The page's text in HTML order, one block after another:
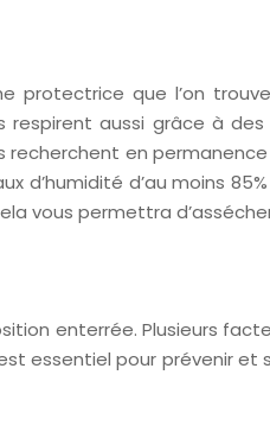
protectrice que l’on
aussi grâce à
en
d’au moins
vous permettra
enterrée. Plusieurs
essentiel pour prévenir